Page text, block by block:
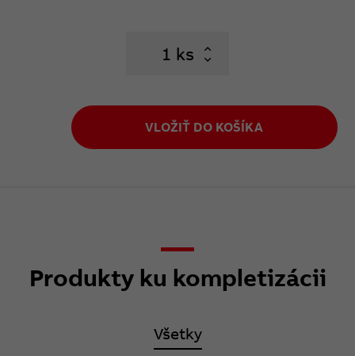
ks
VLOŽIŤ DO KOŠÍKA
Produkty ku kompletizácii
Všetky